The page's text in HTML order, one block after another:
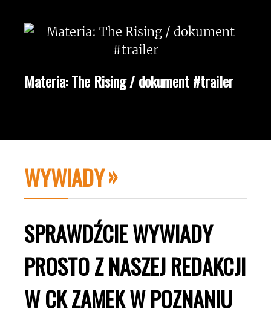
Materia: The Rising / dokument #trailer
WYWIADY
SPRAWDŹCIE WYWIADY
PROSTO Z NASZEJ REDAKCJI
W CK ZAMEK W POZNANIU